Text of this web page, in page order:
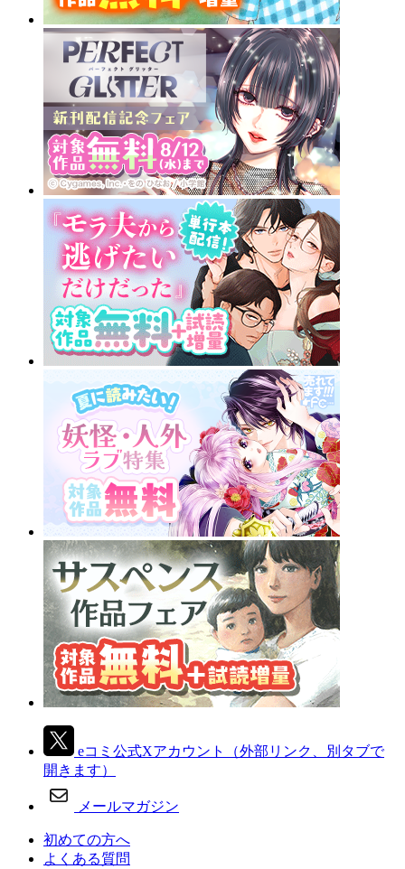
eコミ公式Xアカウント
（外部リンク、別タブで
開きます）
メールマガジン
初めての方へ
よくある質問